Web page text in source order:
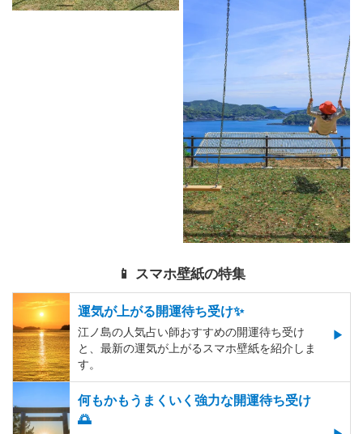
📱 スマホ壁紙の特集
運気が上がる開運待ち受け✨
江ノ島の人気占い師おすすめの開運待ち受け
と、最新の運気が上がるスマホ壁紙を紹介しま
す。
何もかもうまくいく強力な開運待ち受け
🌅